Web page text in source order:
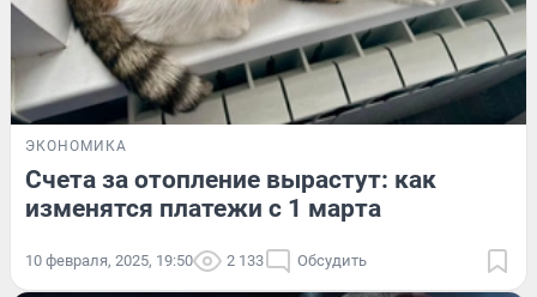
ЭКОНОМИКА
Счета за отопление вырастут: как
изменятся платежи с 1 марта
10 февраля, 2025, 19:50 2 133 Обсудить